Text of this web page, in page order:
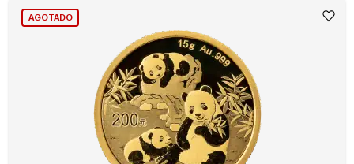
AGOTADO